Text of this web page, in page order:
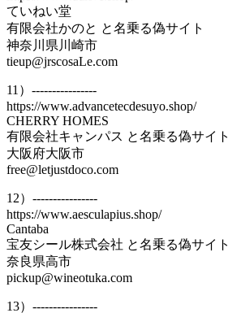
ていねい堂
有限会社かのと と名乗る偽サイト
神奈川県川崎市
tieup@jrscosaLe.com
11）----------------
https://www.advancetecdesuyo.shop/
CHERRY HOMES
有限会社キャンパス と名乗る偽サイト
大阪府大阪市
free@letjustdoco.com
12）----------------
https://www.aesculapius.shop/
Cantaba
宝友シール株式会社 と名乗る偽サイト
奈良県高市
pickup@wineotuka.com
13）----------------